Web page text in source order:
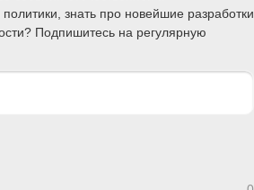
знать про новейшие разработки
Подпишитесь на регулярную